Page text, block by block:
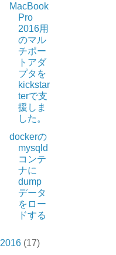
MacBook
Pro
2016用
のマル
チポー
トアダ
プタを
kickstar
terで支
援しま
した。
dockerの
mysqld
コンテ
ナに
dump
データ
をロー
ドする
2016 (17)